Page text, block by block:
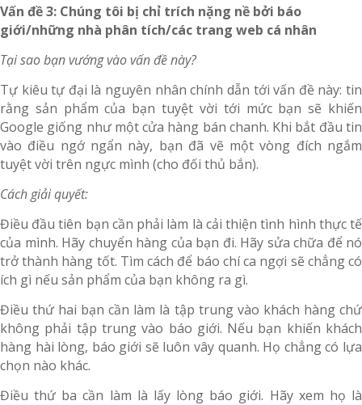
Vấn đề 3: Chúng tôi bị chỉ trích nặng nề bởi báo
giới/những nhà phân tích/các trang web cá nhân
Tại sao bạn vướng vào vấn đề này?
Tự kiêu tự đại là nguyên nhân chính dẫn tới vấn đề này: tin
rằng sản phẩm của bạn tuyệt vời tới mức bạn sẽ khiến
Google giống như một cửa hàng bán chanh. Khi bắt đầu tin
vào điều ngớ ngẩn này, bạn đã vẽ một vòng đích ngắm
tuyệt vời trên ngực mình (cho đối thủ bắn).
Cách giải quyết:
Điều đầu tiên bạn cần phải làm là cải thiện tình hình thực tế
của mình. Hãy chuyển hàng của bạn đi. Hãy sửa chữa để nó
trở thành hàng tốt. Tìm cách để báo chí ca ngợi sẽ chẳng có
ích gì nếu sản phẩm của bạn không ra gì.
Điều thứ hai bạn cần làm là tập trung vào khách hàng chứ
không phải tập trung vào báo giới. Nếu bạn khiến khách
hàng hài lòng, báo giới sẽ luôn vây quanh. Họ chẳng có lựa
chọn nào khác.
Điều thứ ba cần làm là lấy lòng báo giới. Hãy xem họ là